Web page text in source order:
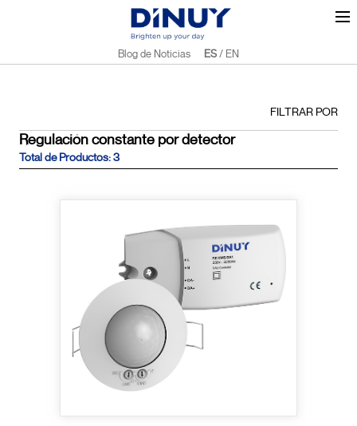
Blog de Noticias ES/ EN
FILTRAR POR
Regulación constante por detector
Total de Productos: 3